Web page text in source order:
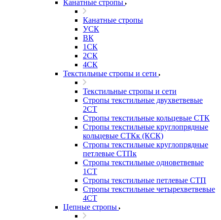
Канатные стропы
Канатные стропы
УСК
ВК
1СК
2СК
4СК
Текстильные стропы и сети
Текстильные стропы и сети
Стропы текстильные двухветвевые
2СТ
Стропы текстильные кольцевые СТК
Стропы текстильные круглопрядные
кольцевые СТКк (КСК)
Стропы текстильные круглопрядные
петлевые СТПк
Стропы текстильные одноветвевые
1СТ
Стропы текстильные петлевые СТП
Стропы текстильные четырехветвевые
4СТ
Цепные стропы